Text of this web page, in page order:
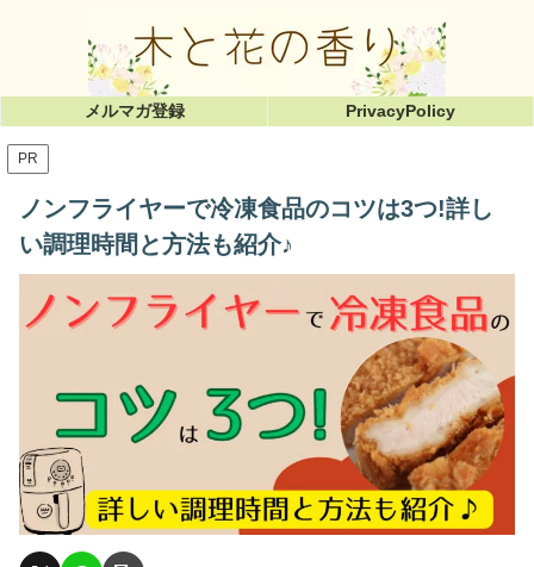
メルマガ登録 PrivacyPolicy
PR
ノンフライヤーで冷凍食品のコツは3つ!詳し
い調理時間と方法も紹介♪